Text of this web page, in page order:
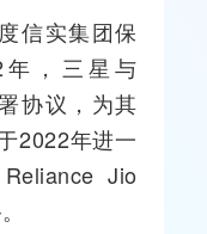
信实集团保
，三星与
协议，为其
2022年进一
Jio